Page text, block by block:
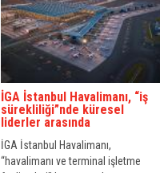
İGA İstanbul Havalimanı, “iş
sürekliliği”nde küresel
liderler arasında
İGA İstanbul Havalimanı,
“havalimanı ve terminal işletme